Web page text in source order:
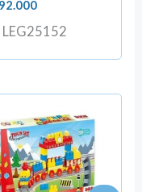
92.000
LEG25152